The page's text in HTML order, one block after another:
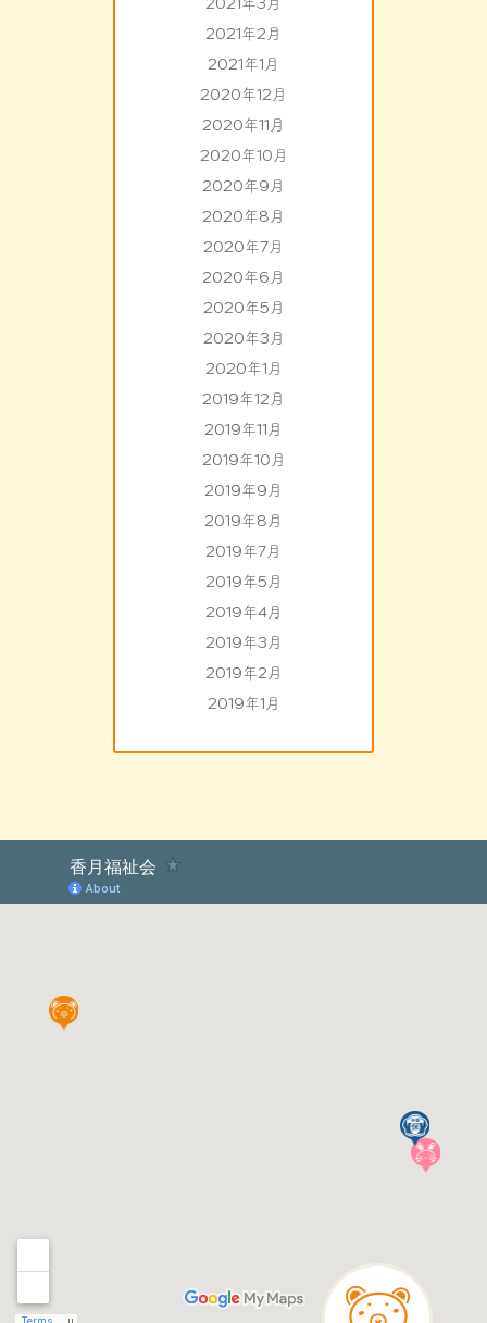
2021年2月
2021年1月
2020年12月
2020年11月
2020年10月
2020年9月
2020年8月
2020年7月
2020年6月
2020年5月
2020年3月
2020年1月
2019年12月
2019年11月
2019年10月
2019年9月
2019年8月
2019年7月
2019年5月
2019年4月
2019年3月
2019年2月
2019年1月